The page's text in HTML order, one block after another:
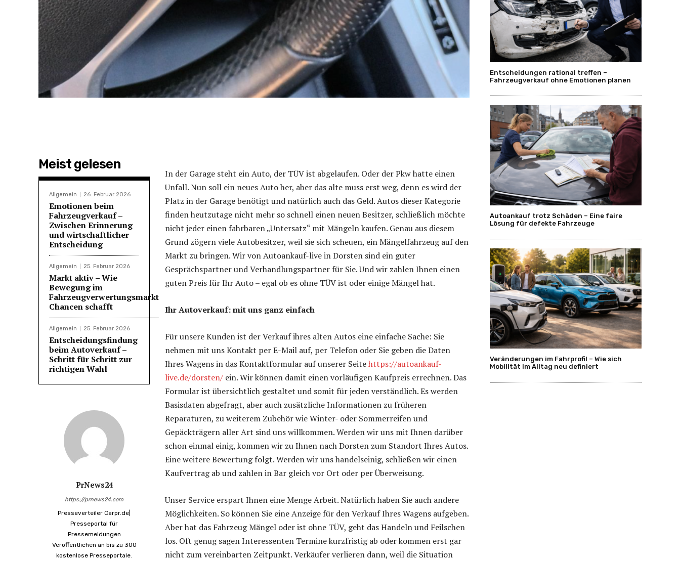
Meist gelesen
Allgemein 26. Februar 2026
Emotionen beim
Fahrzeugverkauf –
Zwischen Erinnerung
und wirtschaftlicher
Entscheidung
Allgemein 25. Februar 2026
Markt aktiv – Wie
Bewegung im
Fahrzeugverwertungsmarkt
Chancen schafft
Allgemein 25. Februar 2026
Entscheidungsfindung
beim Autoverkauf –
Schritt für Schritt zur
richtigen Wahl
PrNews24
https://prnews24.com
Presseverteiler Carpr.de|
Presseportal für
Pressemeldungen
Veröffentlichen an bis zu 300
kostenlose Presseportale.
In der Garage steht ein Auto, der TÜV ist abgelaufen. Oder der Pkw hatte einen
Unfall. Nun soll ein neues Auto her, aber das alte muss erst weg, denn es wird der
Platz in der Garage benötigt und natürlich auch das Geld. Autos dieser Kategorie
finden heutzutage nicht mehr so schnell einen neuen Besitzer, schließlich möchte
nicht jeder einen fahrbaren „Untersatz“ mit Mängeln kaufen. Genau aus diesem
Grund zögern viele Autobesitzer, weil sie sich scheuen, ein Mängelfahrzeug auf den
Markt zu bringen. Wir von Autoankauf-live in Dorsten sind ein guter
Gesprächspartner und Verhandlungspartner für Sie. Und wir zahlen Ihnen einen
guten Preis für Ihr Auto – egal ob es ohne TÜV ist oder einige Mängel hat.
Ihr Autoverkauf: mit uns ganz einfach
Für unsere Kunden ist der Verkauf ihres alten Autos eine einfache Sache: Sie
nehmen mit uns Kontakt per E-Mail auf, per Telefon oder Sie geben die Daten
Ihres Wagens in das Kontaktformular auf unserer Seitehttps://autoankauf-
live.de/dorsten/ ein. Wir können damit einen vorläufigen Kaufpreis errechnen. Das
Formular ist übersichtlich gestaltet und somit für jeden verständlich. Es werden
Basisdaten abgefragt, aber auch zusätzliche Informationen zu früheren
Reparaturen, zu weiterem Zubehör wie Winter- oder Sommerreifen und
Gepäckträgern aller Art sind uns willkommen. Werden wir uns mit Ihnen darüber
schon einmal einig, kommen wir zu Ihnen nach Dorsten zum Standort Ihres Autos.
Eine weitere Bewertung folgt. Werden wir uns handelseinig, schließen wir einen
Kaufvertrag ab und zahlen in Bar gleich vor Ort oder per Überweisung.
Unser Service erspart Ihnen eine Menge Arbeit. Natürlich haben Sie auch andere
Möglichkeiten. So können Sie eine Anzeige für den Verkauf Ihres Wagens aufgeben.
Aber hat das Fahrzeug Mängel oder ist ohne TÜV, geht das Handeln und Feilschen
los. Oft genug sagen Interessenten Termine kurzfristig ab oder kommen erst gar
nicht zum vereinbarten Zeitpunkt. Verkäufer verlieren dann, weil die Situation
Entscheidungen rational treffen –
Fahrzeugverkauf ohne Emotionen planen
Autoankauf trotz Schäden – Eine faire
Lösung für defekte Fahrzeuge
Veränderungen im Fahrprofil – Wie sich
Mobilität im Alltag neu definiert